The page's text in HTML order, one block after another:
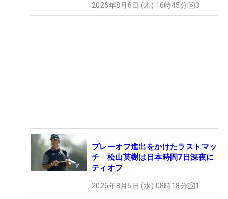
2026年8月6日 (木) 16時45分 3
プレーオフ進出をかけたラストマッ
チ 松山英樹は日本時間7日深夜に
ティオフ
2026年8月5日 (水) 08時18分 1